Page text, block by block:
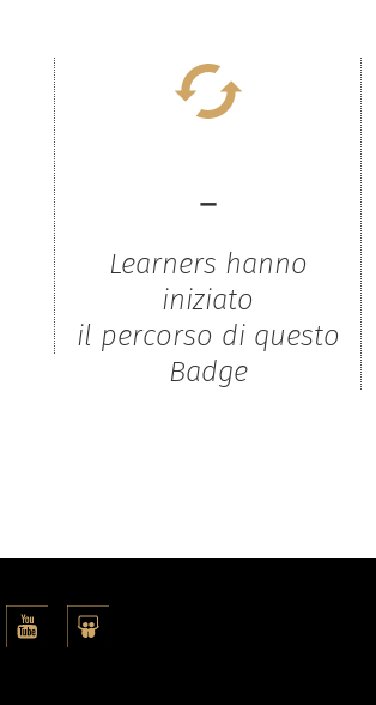
-
Learners hanno
iniziato
il percorso di questo
Badge